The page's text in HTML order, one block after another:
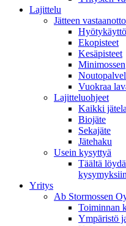
Lajittelu
Jätteen vastaanotto
Ekopisteet
Kesäpisteet
Minimossen
Vuokraa
Lajitteluohjeet
Kaikki
Biojäte
Sekajäte
Jätehaku
Usein kysyttyä
Täältä
kysymyksiin
Yritys
Ab Stormossen
Toiminnan
Ympäristö